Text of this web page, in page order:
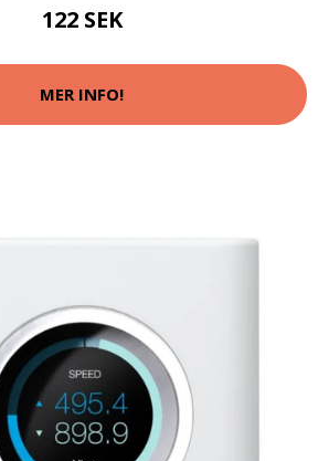
122 SEK
MER INFO!